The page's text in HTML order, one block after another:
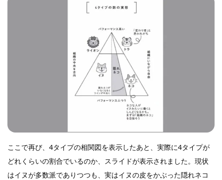
ここで再び、4タイプの相関図を表示したあと、実際に4タイプが
どれくらいの割合でいるのか、スライドが表示されました。現状
はイヌが多数派でありつつも、実はイヌの皮をかぶった隠れネコ